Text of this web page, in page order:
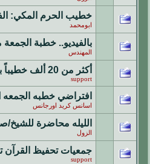
خطيب الحرم المكي:
ابومحمد
بالفيديو.. خطبة
المهندس
أكثر من 20 ألف خطيباً بجوامع المملكة يوحدون خطبهم للحث على النزاهة والحفاظ على المال
support
افتراضي خطبه الجمعه
اسانس كريد اورجانس
الليله محاضرة
الزول
جمعيات تحفيظ القرآن
support